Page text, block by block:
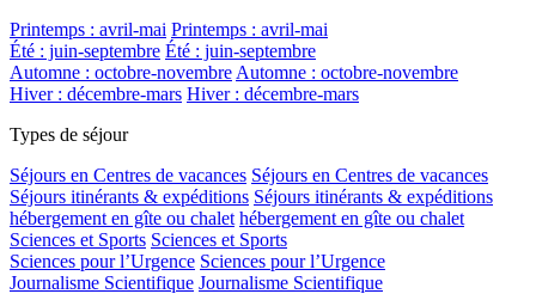
Printemps : avril-mai Printemps : avril-mai
Été : juin-septembre Été : juin-septembre
Automne : octobre-novembre Automne : octobre-novembre
Hiver : décembre-mars Hiver : décembre-mars
Types de séjour
Séjours en Centres de vacances Séjours en Centres de vacances
Séjours itinérants & expéditions Séjours itinérants & expéditions
hébergement en gîte ou chalet hébergement en gîte ou chalet
Sciences et Sports Sciences et Sports
Sciences pour l’Urgence Sciences pour l’Urgence
Journalisme Scientifique Journalisme Scientifique